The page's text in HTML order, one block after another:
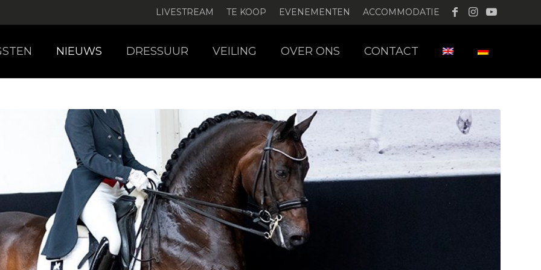
LIVESTREAM TE KOOP EVENEMENTEN ACCOMMODATIE
NIEUWS DRESSUUR VEILING OVER ONS CONTACT